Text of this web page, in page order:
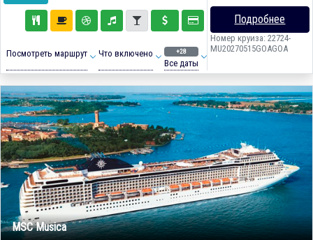
Посмотреть маршрут Что включено +28
Все даты
Подробнее
Номер круиза: 22724-
MU20270515GOAGOA
MSC Musica